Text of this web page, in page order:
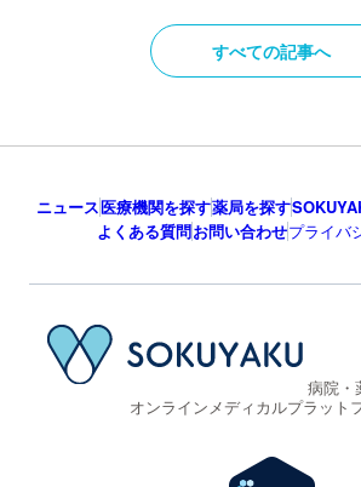
すべての記事へ
ニュース医療機関を探す薬局を探す
よくある質問お問い合わせプライバ
病院・
オンラインメディカルプラット